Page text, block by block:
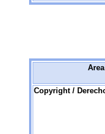
Copyright /